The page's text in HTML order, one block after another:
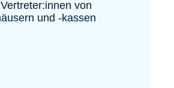
von
und -kassen